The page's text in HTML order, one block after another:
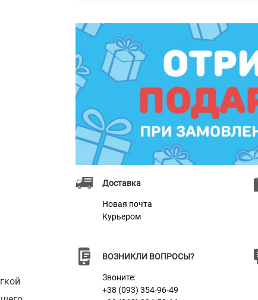
Доставка
Новая почта
Курьером
ВОЗНИКЛИ ВОПРОСЫ?
Звоните:
+38 (093) 354-96-49